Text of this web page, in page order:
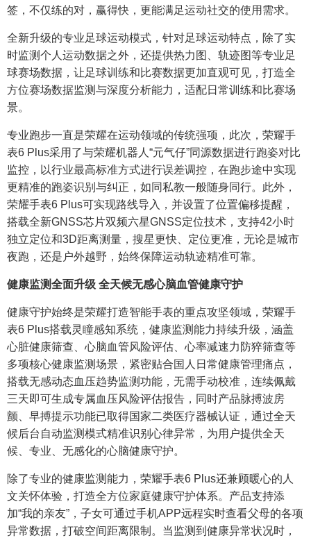
签，不仅练的对，赢得快，更能满足运动社交的使用需求。
全新升级的专业足球运动模式，针对足球运动特点，除了实
时监测个人运动数据之外，还提供热力图、轨迹图等专业足
球赛场数据，让足球训练和比赛数据更加直观可见，打造全
方位赛场数据监测与深度分析能力，适配日常训练和比赛场
景。
专业跑步一直是荣耀在运动领域的传统强项，此次，荣耀手
表6 Plus采用了与荣耀机器人“元气仔”同源数据进行跑姿对比
监控，以行业最高标准方式进行误差调控，在跑步途中实现
更精准的跑姿识别与纠正，如同私教一般随身同行。此外，
荣耀手表6 Plus可实现路线导入，并设置了位置偏移提醒，
搭载全新GNSS芯片双频六星GNSS定位技术，支持42小时
独立定位和3D距离测量，搜星更快、定位更准，无论是城市
夜跑，还是户外越野，始终保障运动轨迹精准可靠。
健康监测全面升级 全天候无感心脑血管健康守护
健康守护始终是荣耀打造智能手表的重点攻坚领域，荣耀手
表6 Plus搭载灵瞳感知系统，健康监测能力持续升级，涵盖
心脏健康筛查、心脑血管风险评估、心率减速力防猝筛查等
多项核心健康监测场景，紧密贴合国人日常健康管理痛点，
搭载无感动态血压趋势监测功能，无需手动校准，连续佩戴
三天即可生成专属血压风险评估报告，同时产品脉搏波房
颤、早搏提示功能已取得国家二类医疗器械认证，通过全天
候后台自动监测模式精准识别心律异常，为用户提供全天
候、专业、无感化的心脑健康守护。
除了专业的健康监测能力，荣耀手表6 Plus还兼顾暖心的人
文关怀体验，打造全方位家庭健康守护体系。产品支持添
加“我的亲友”，子女可通过手机APP远程实时查看父母的各项
异常数据，打破空间距离限制。当监测到健康异常状况时，